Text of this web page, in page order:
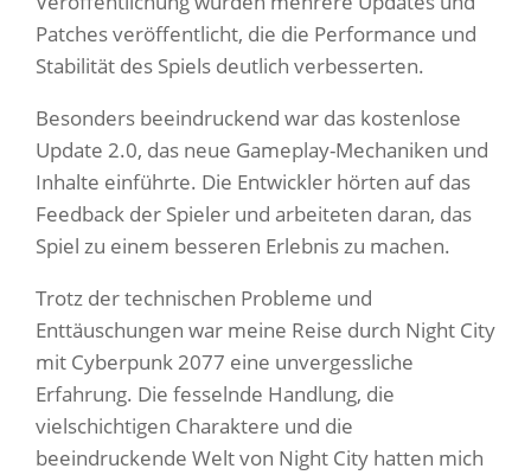
Patches veröffentlicht, die die Performance und
Stabilität des Spiels deutlich verbesserten.
Besonders beeindruckend war das kostenlose
Update 2.0, das neue Gameplay-Mechaniken und
Inhalte einführte. Die Entwickler hörten auf das
Feedback der Spieler und arbeiteten daran, das
Spiel zu einem besseren Erlebnis zu machen.
Trotz der technischen Probleme und
Enttäuschungen war meine Reise durch Night City
mit Cyberpunk 2077 eine unvergessliche
Erfahrung. Die fesselnde Handlung, die
vielschichtigen Charaktere und die
beeindruckende Welt von Night City hatten mich